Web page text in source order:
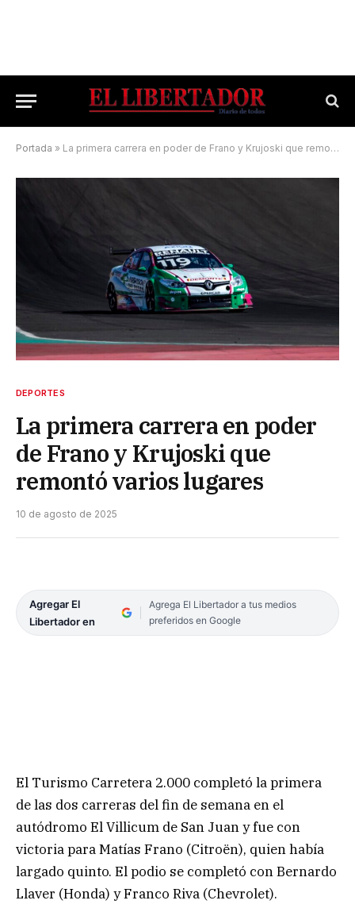
Portada » La primera carrera en poder de Frano y Krujoski que remontó varios lugares
DEPORTES
La primera carrera en poder
de Frano y Krujoski que
remontó varios lugares
10 de agosto de 2025
Agregar El
Libertador en
Agrega El Libertador a tus medios
preferidos en Google
El Turismo Carretera 2.000 completó la primera
de las dos carreras del fin de semana en el
autódromo El Villicum de San Juan y fue con
victoria para Matías Frano (Citroën), quien había
largado quinto. El podio se completó con Bernardo
Llaver (Honda) y Franco Riva (Chevrolet).